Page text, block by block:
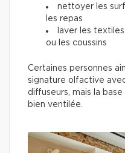
nettoyer les
les repas
laver les
ou les coussins
Certaines personnes
signature olfactive
diffuseurs, mais la
bien ventilée.